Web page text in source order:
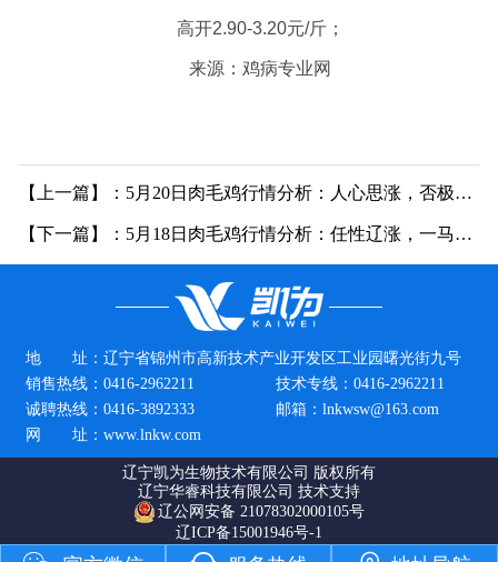
高开2.90-3.20元/斤；
来源：鸡病专业网
【上一篇】：5月20日肉毛鸡行情分析：人心思涨，否极抬头
【下一篇】：5月18日肉毛鸡行情分析：任性辽涨，一马当先
地 址： 辽宁省锦州市高新技术产业开发区工业园曙光街九号
销售热线： 0416-2962211 技术专线： 0416-2962211
诚聘热线： 0416-3892333 邮箱： lnkwsw@163.com
网 址： www.lnkw.com
辽宁凯为生物技术有限公司 版权所有
辽宁华睿科技有限公司 技术支持
辽公网安备 21078302000105号
辽ICP备15001946号-1